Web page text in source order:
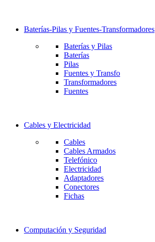
Baterías-Pilas y Fuentes-Transformadores
Baterías y Pilas
Baterías
Pilas
Fuentes y Transfo
Transformadores
Fuentes
Cables y Electricidad
Cables
Cables Armados
Telefónico
Electricidad
Adaptadores
Conectores
Fichas
Computación y Seguridad